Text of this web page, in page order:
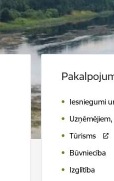
Iesniegumi
Tūrisms
Būvniecība
Izglītība